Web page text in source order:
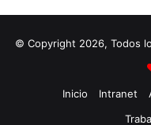
© Copyright 2026, Todos
Inicio
Intranet